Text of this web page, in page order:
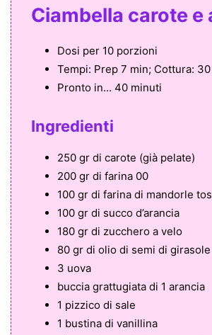
Ciambella carote e
Dosi per 10 porzioni
Tempi: Prep 7 min; Cottura:
Pronto in... 40 minuti
Ingredienti
250 gr di carote (già pelate)
200 gr di farina 00
100 gr di farina di mandorle
100 gr di succo d’arancia
180 gr di zucchero a velo
80 gr di olio di semi di girasole
3 uova
buccia grattugiata di 1 arancia
1 pizzico di sale
1 bustina di vanillina